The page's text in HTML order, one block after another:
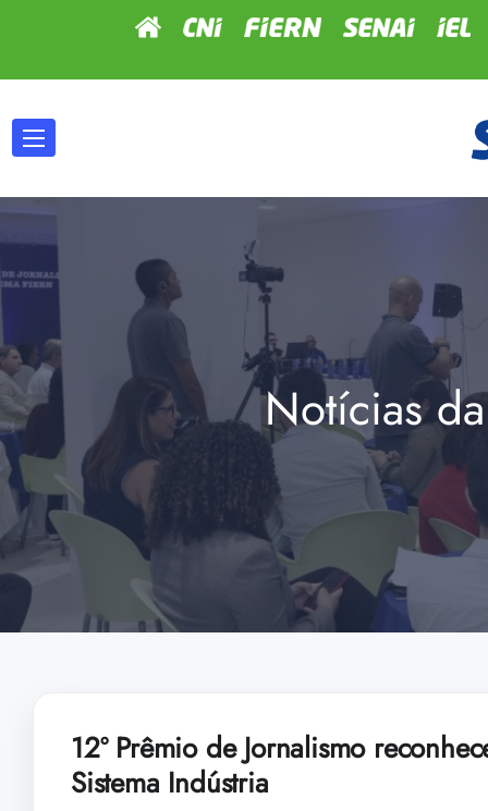
Notícias
12º Prêmio de Jornalismo
Sistema Indústria